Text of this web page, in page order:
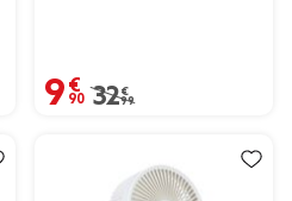
€ à 2,80 €
9,90 €
Prix remisé de 32,99 €
32,99 €